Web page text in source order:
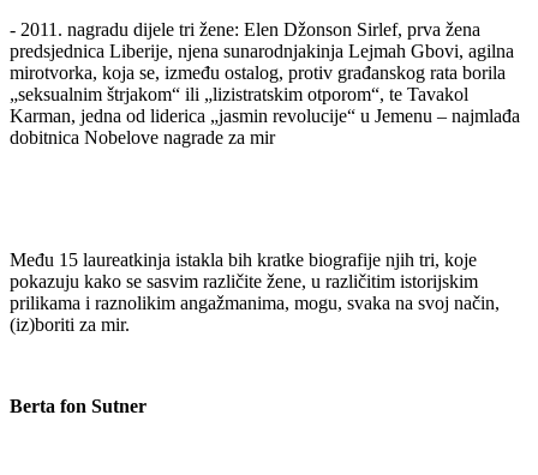
- 2011. nagradu dijele tri žene: Elen Džonson Sirlef, prva žena
predsjednica Liberije, njena sunarodnjakinja Lejmah Gbovi, agilna
mirotvorka, koja se, između ostalog, protiv građanskog rata borila
„seksualnim štrjakom“ ili „lizistratskim otporom“, te Tavakol
Karman, jedna od liderica „jasmin revolucije“ u Jemenu – najmlađa
dobitnica Nobelove nagrade za mir
Među 15 laureatkinja istakla bih kratke biografije njih tri, koje
pokazuju kako se sasvim različite žene, u različitim istorijskim
prilikama i raznolikim angažmanima, mogu, svaka na svoj način,
(iz)boriti za mir.
Berta fon Sutner